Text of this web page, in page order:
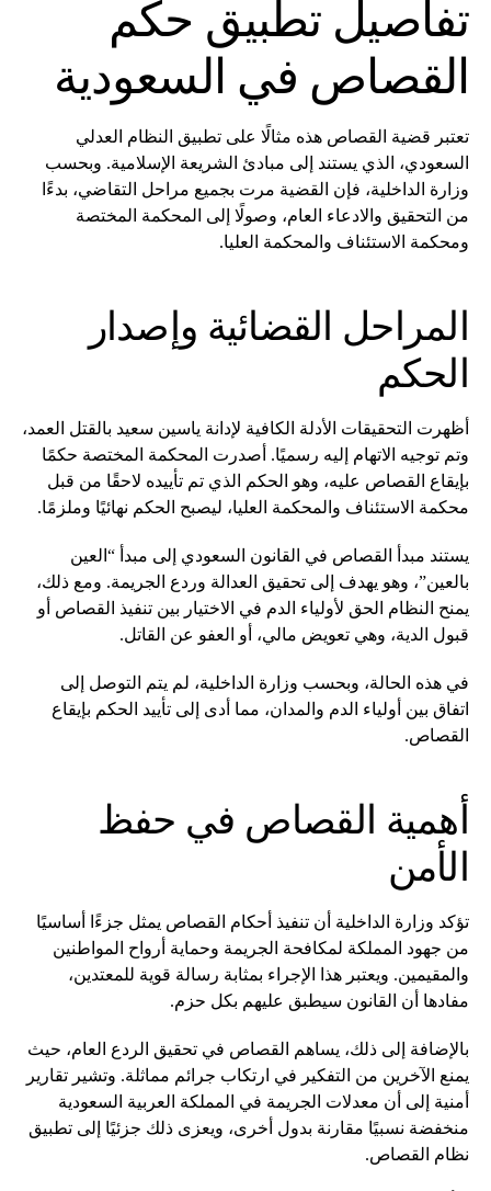
تفاصيل تطبيق حكم
القصاص في السعودية
تعتبر قضية القصاص هذه مثالًا على تطبيق النظام العدلي
السعودي، الذي يستند إلى مبادئ الشريعة الإسلامية. وبحسب
وزارة الداخلية، فإن القضية مرت بجميع مراحل التقاضي، بدءًا
من التحقيق والادعاء العام، وصولًا إلى المحكمة المختصة
ومحكمة الاستئناف والمحكمة العليا.
المراحل القضائية وإصدار
الحكم
أظهرت التحقيقات الأدلة الكافية لإدانة ياسين سعيد بالقتل العمد،
وتم توجيه الاتهام إليه رسميًا. أصدرت المحكمة المختصة حكمًا
بإيقاع القصاص عليه، وهو الحكم الذي تم تأييده لاحقًا من قبل
محكمة الاستئناف والمحكمة العليا، ليصبح الحكم نهائيًا وملزمًا.
يستند مبدأ القصاص في القانون السعودي إلى مبدأ “العين
بالعين”، وهو يهدف إلى تحقيق العدالة وردع الجريمة. ومع ذلك،
يمنح النظام الحق لأولياء الدم في الاختيار بين تنفيذ القصاص أو
قبول الدية، وهي تعويض مالي، أو العفو عن القاتل.
في هذه الحالة، وبحسب وزارة الداخلية، لم يتم التوصل إلى
اتفاق بين أولياء الدم والمدان، مما أدى إلى تأييد الحكم بإيقاع
القصاص.
أهمية القصاص في حفظ
الأمن
تؤكد وزارة الداخلية أن تنفيذ أحكام القصاص يمثل جزءًا أساسيًا
من جهود المملكة لمكافحة الجريمة وحماية أرواح المواطنين
والمقيمين. ويعتبر هذا الإجراء بمثابة رسالة قوية للمعتدين،
مفادها أن القانون سيطبق عليهم بكل حزم.
بالإضافة إلى ذلك، يساهم القصاص في تحقيق الردع العام، حيث
يمنع الآخرين من التفكير في ارتكاب جرائم مماثلة. وتشير تقارير
أمنية إلى أن معدلات الجريمة في المملكة العربية السعودية
منخفضة نسبيًا مقارنة بدول أخرى، ويعزى ذلك جزئيًا إلى تطبيق
نظام القصاص.